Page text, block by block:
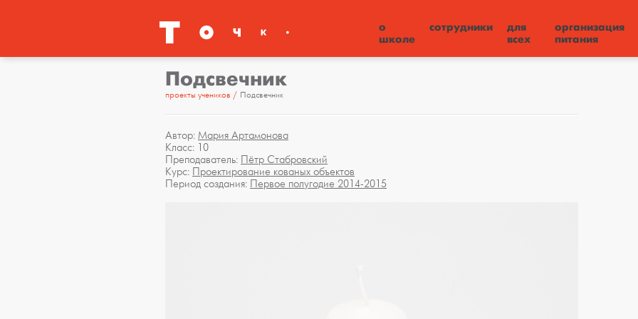
о
школе
сотрудники
для
всех
организация
питания
Подсвечник
проекты учеников Подсвечник
Автор: Мария Артамонова
Класс: 10
Преподаватель: Пётр Стабровский
Курс: Проектирование кованых объектов
Период создания: Первое полугодие 2014-2015